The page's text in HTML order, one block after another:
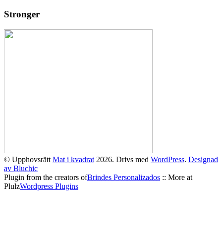
Stronger
© Upphovsrätt Mat i kvadrat 2026. Drivs med WordPress. Designad
av Bluchic
Plugin from the creators ofBrindes Personalizados :: More at
PlulzWordpress Plugins